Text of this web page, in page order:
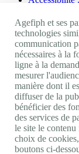
Nos autres
Site portail
Activateur
Handinnov
Innovation et
Université
Service
Nous suivre
Youtube
Agefiph et ses
technologies
communication
nécessaires à la
ligne à la
mesurer
manière dont il
diffuser de la
bénéficier des
des services de
le site le
choix de
boutons ci-